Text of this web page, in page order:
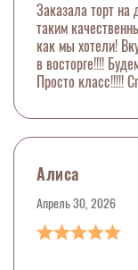
Заказала торт на
таким
как мы хотели!
в восторге!!!!
Просто класс!!!!!
Алиса
Апрель 30, 2026